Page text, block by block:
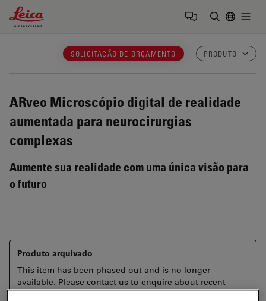
Leica Microsystems Logo
SOLICITAÇÃO DE ORÇAMENTO PRODUTO
ARveo Microscópio digital de realidade
aumentada para neurocirurgias
complexas
Aumente sua realidade com uma única visão para
o futuro
Produto arquivado
This item has been phased out and is no longer
available. Please contact us to enquire about recent
alternative products that may suit your needs.